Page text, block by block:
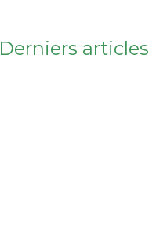
Derniers articles